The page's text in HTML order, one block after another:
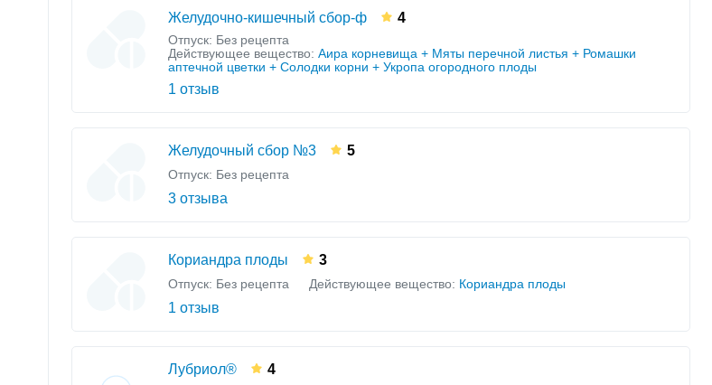
Желудочно-кишечный сбор-ф 4
Отпуск: Без рецепта
Действующее вещество: Аира корневища + Мяты перечной листья + Ромашки
аптечной цветки + Солодки корни + Укропа огородного плоды
1 отзыв
Желудочный сбор №3 5
Отпуск: Без рецепта
3 отзыва
Кориандра плоды 3
Отпуск: Без рецепта Действующее вещество: Кориандра плоды
1 отзыв
Лубриол® 4